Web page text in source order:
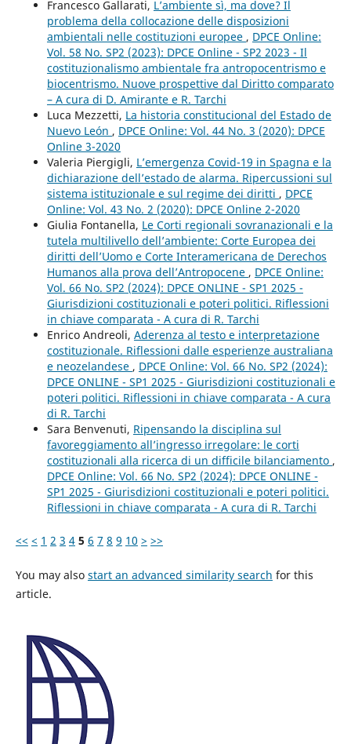
Francesco Gallarati, L’ambiente sì, ma dove? Il
problema della collocazione delle disposizioni
ambientali nelle costituzioni europee , DPCE Online:
Vol. 58 No. SP2 (2023): DPCE Online - SP2 2023 - Il
costituzionalismo ambientale fra antropocentrismo e
biocentrismo. Nuove prospettive dal Diritto comparato
– A cura di D. Amirante e R. Tarchi
Luca Mezzetti, La historia constitucional del Estado de
Nuevo León , DPCE Online: Vol. 44 No. 3 (2020): DPCE
Online 3-2020
Valeria Piergigli, L’emergenza Covid-19 in Spagna e la
dichiarazione dell’estado de alarma. Ripercussioni sul
sistema istituzionale e sul regime dei diritti , DPCE
Online: Vol. 43 No. 2 (2020): DPCE Online 2-2020
Giulia Fontanella, Le Corti regionali sovranazionali e la
tutela multilivello dell’ambiente: Corte Europea dei
diritti dell’Uomo e Corte Interamericana de Derechos
Humanos alla prova dell’Antropocene , DPCE Online:
Vol. 66 No. SP2 (2024): DPCE ONLINE - SP1 2025 -
Giurisdizioni costituzionali e poteri politici. Riflessioni
in chiave comparata - A cura di R. Tarchi
Enrico Andreoli, Aderenza al testo e interpretazione
costituzionale. Riflessioni dalle esperienze australiana
e neozelandese , DPCE Online: Vol. 66 No. SP2 (2024):
DPCE ONLINE - SP1 2025 - Giurisdizioni costituzionali e
poteri politici. Riflessioni in chiave comparata - A cura
di R. Tarchi
Sara Benvenuti, Ripensando la disciplina sul
favoreggiamento all’ingresso irregolare: le corti
costituzionali alla ricerca di un difficile bilanciamento ,
DPCE Online: Vol. 66 No. SP2 (2024): DPCE ONLINE -
SP1 2025 - Giurisdizioni costituzionali e poteri politici.
Riflessioni in chiave comparata - A cura di R. Tarchi
<< < 1 2 3 4 5 6 7 8 9 10 > >>
You may also start an advanced similarity search for this
article.